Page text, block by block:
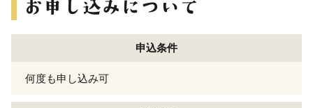
申込条件
何度も申し込み可